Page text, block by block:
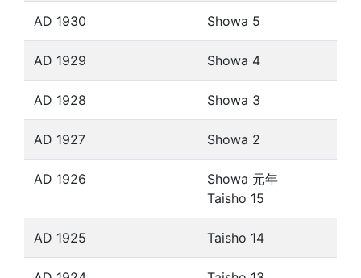
AD 1930 Showa 5
AD 1929 Showa 4
AD 1928 Showa 3
AD 1927 Showa 2
AD 1926
Showa 元年
Taisho 15
AD 1925 Taisho 14